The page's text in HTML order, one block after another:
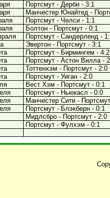
Портсмут - Дерби - 3:1
Манчестер Юнайтед -
Портсмут - Челси - 1:1
Болтон - Портсмут - 0:1
Портсмут - Сандерленд -
Эвертон - Портсмут - 3:1
Портсмут - Бирмингем - 4:2
Портсмут - Астон Вилла -
Тоттенхэм - Портсмут - 2:0
Портсмут - Уиган - 2:0
Вест Хэм - Портсмут - 0:1
Портсмут - Ньюкасл - 0:0
Манчестер Сити -
Портсмут - Блэкберн - 0:1
Мидлсбро - Портсмут - 2:0
Портсмут - Фулхэм - 0:1